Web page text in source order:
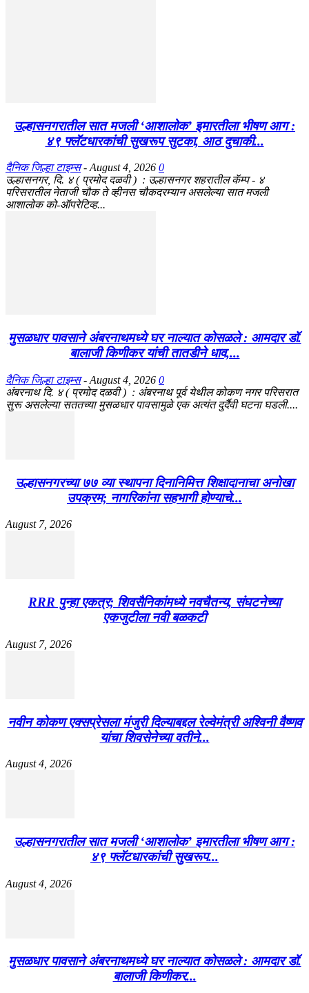
उल्हासनगरातील सात मजली ‘आशालोक’ इमारतीला भीषण आग :
४९ फ्लॅटधारकांची सुखरूप सुटका, आठ दुचाकी...
दैनिक जिल्हा टाइम्स - August 4, 2026 0
उल्हासनगर, दि. ४ ( प्रमोद दळवी ) : उल्हासनगर शहरातील कॅम्प - ४
परिसरातील नेताजी चौक ते व्हीनस चौकदरम्यान असलेल्या सात मजली
आशालोक को-ऑपरेटिव्ह...
मुसळधार पावसाने अंबरनाथमध्ये घर नाल्यात कोसळले : आमदार डॉ.
बालाजी किणीकर यांची तातडीने धाव,...
दैनिक जिल्हा टाइम्स - August 4, 2026 0
अंबरनाथ दि. ४ ( प्रमोद दळवी ) : अंबरनाथ पूर्व येथील कोकण नगर परिसरात
सुरू असलेल्या सततच्या मुसळधार पावसामुळे एक अत्यंत दुर्दैवी घटना घडली....
उल्हासनगरच्या ७७ व्या स्थापना दिनानिमित्त शिक्षादानाचा अनोखा
उपक्रम; नागरिकांना सहभागी होण्याचे...
August 7, 2026
RRR पुन्हा एकत्र; शिवसैनिकांमध्ये नवचैतन्य, संघटनेच्या
एकजुटीला नवी बळकटी
August 7, 2026
नवीन कोकण एक्सप्रेसला मंजुरी दिल्याबद्दल रेल्वेमंत्री अश्विनी वैष्णव
यांचा शिवसेनेच्या वतीने...
August 4, 2026
उल्हासनगरातील सात मजली ‘आशालोक’ इमारतीला भीषण आग :
४९ फ्लॅटधारकांची सुखरूप...
August 4, 2026
मुसळधार पावसाने अंबरनाथमध्ये घर नाल्यात कोसळले : आमदार डॉ.
बालाजी किणीकर...